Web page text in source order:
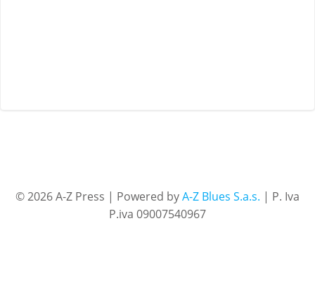
© 2026 A-Z Press | Powered byA-Z Blues S.a.s. | P. Iva
P.iva 09007540967